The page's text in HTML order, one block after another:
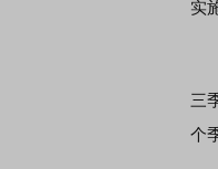
实
三
个